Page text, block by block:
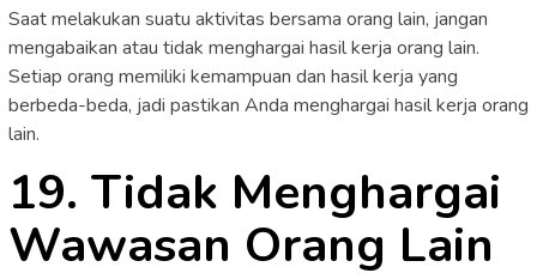
Saat melakukan suatu aktivitas bersama orang lain, jangan
mengabaikan atau tidak menghargai hasil kerja orang lain.
Setiap orang memiliki kemampuan dan hasil kerja yang
berbeda-beda, jadi pastikan Anda menghargai hasil kerja orang
lain.
19. Tidak Menghargai
Wawasan Orang Lain